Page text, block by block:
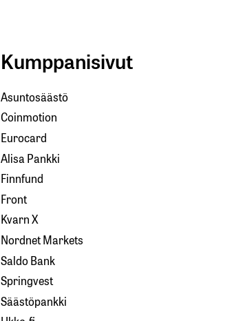
Kumppanisivut
Asuntosäästö
Coinmotion
Eurocard
Alisa Pankki
Finnfund
Front
Kvarn X
Nordnet Markets
Saldo Bank
Springvest
Säästöpankki